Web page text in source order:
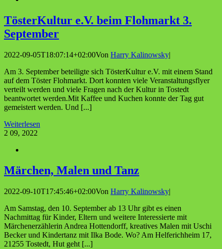
Tös­ter­Kul­tur e.V. beim Floh­markt 3.
September
2022-09-05T18:07:14+02:00Von Harry Kalinowsky|
Am 3. September beteiligte sich TösterKultur e.V. mit einem Stand
auf dem Töster Flohmarkt. Dort konnten viele Veranstaltungsflyer
verteilt werden und viele Fragen nach der Kultur in Tostedt
beantwortet werden.Mit Kaffee und Kuchen konnte der Tag gut
gemeistert werden. Und [...]
Weiterlesen
2 09, 2022
Mär­chen, Malen und Tanz
2022-09-10T17:45:46+02:00Von Harry Kalinowsky|
Am Samstag, den 10. September ab 13 Uhr gibt es einen
Nachmittag für Kinder, Eltern und weitere Interessierte mit
Märchenerzählerin Andrea Hottendorff, kreatives Malen mit Uschi
Becker und Kindertanz mit Ilka Bode. Wo? Am Helferichheim 17,
21255 Tostedt, Hut geht [...]